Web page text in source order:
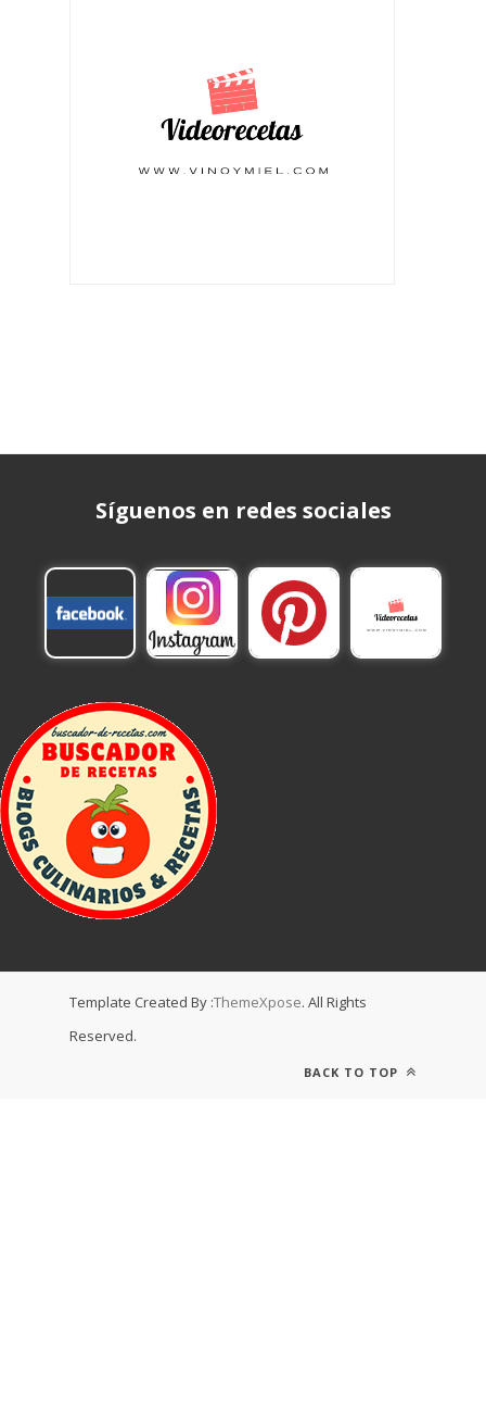
Síguenos en redes sociales
Template Created By :ThemeXpose. All Rights
Reserved.
BACK TO TOP